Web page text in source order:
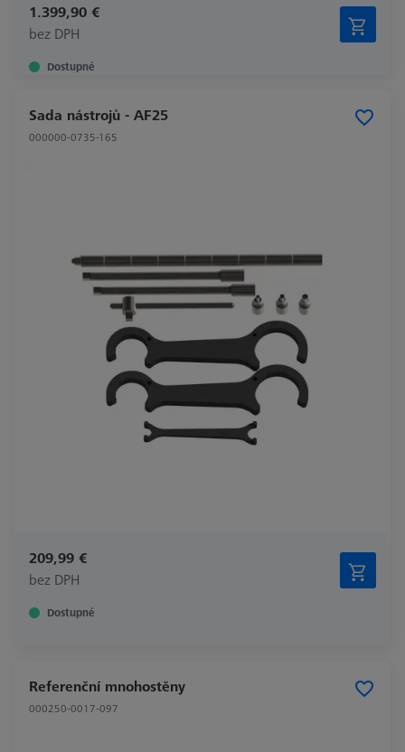
1.399,90 €
bez DPH
Dostupné
Sada nástrojů - AF25
000000-0735-165
209,99 €
bez DPH
Dostupné
Referenční mnohostěny
000250-0017-097